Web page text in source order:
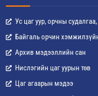
Ус цаг уур, орчны
Байгаль орчин
Архив мэдээллийн сан
Нислэгийн цаг уурын төв
Цаг агаарын мэдээ